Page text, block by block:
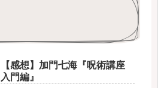
【感想】加門七海『呪術講座
入門編』